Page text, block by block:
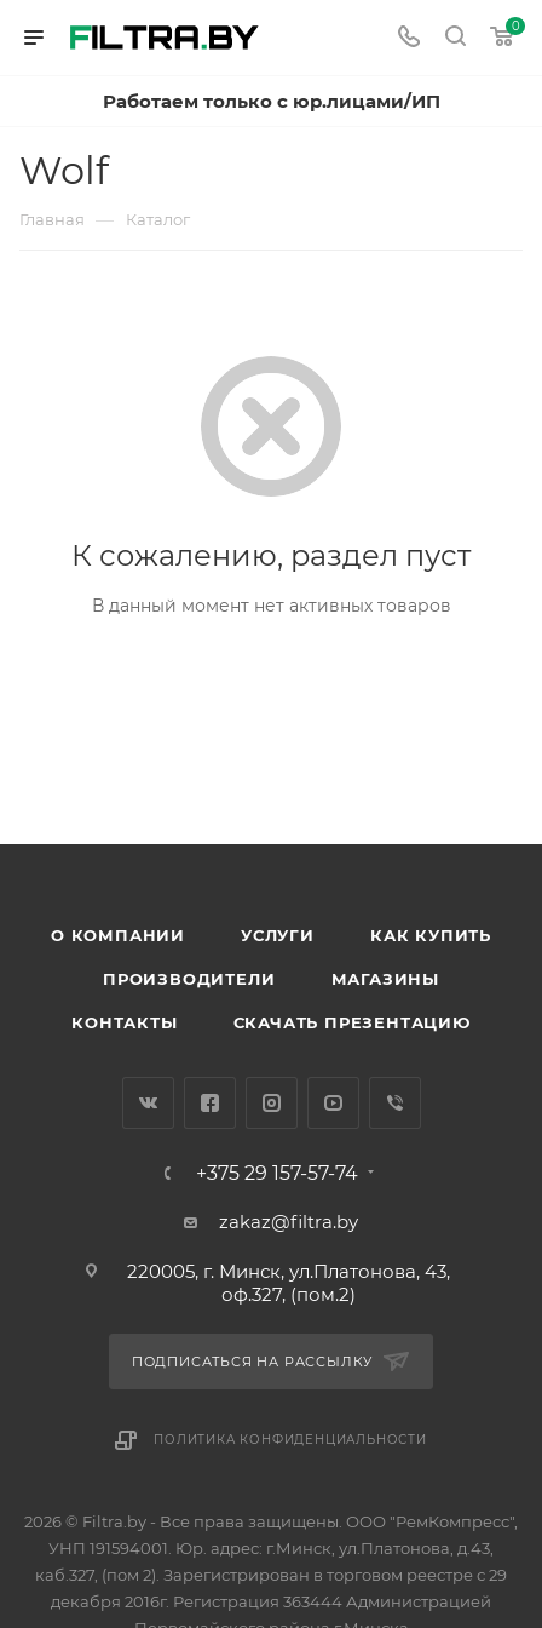
0
Работаем только с юр.лицами/ИП
Wolf
Главная — Каталог
К сожалению, раздел пуст
В данный момент нет активных товаров
О КОМПАНИИ УСЛУГИ КАК КУПИТЬ
ПРОИЗВОДИТЕЛИ МАГАЗИНЫ
КОНТАКТЫ СКАЧАТЬ ПРЕЗЕНТАЦИЮ
+375 29 157-57-74
zakaz@filtra.by
220005, г. Минск, ул.Платонова, 43,
оф.327, (пом.2)
ПОДПИСАТЬСЯ НА РАССЫЛКУ
ПОЛИТИКА КОНФИДЕНЦИАЛЬНОСТИ
2026 © Filtra.by - Все права защищены. ООО "РемКомпресс",
УНП 191594001. Юр. адрес: г.Минск, ул.Платонова, д.43,
каб.327, (пом 2). Зарегистрирован в торговом реестре с 29
декабря 2016г. Регистрация 363444 Администрацией